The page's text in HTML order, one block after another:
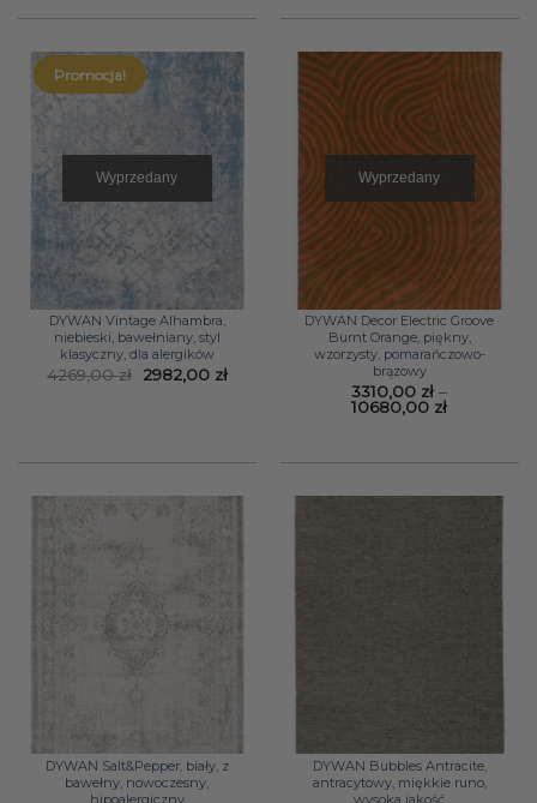
do
Promocja!
Wyprzedany
DYWAN Vintage Alhambra,
niebieski, bawełniany, styl
klasyczny, dla alergików
4269,00zł
Pierwotna
2982,00 złAktualna
Wyprzedany
DYWAN Decor Electric Groove
Burnt Orange, piękny,
wzorzysty, pomarańczowo-
brązowy
3310,00 zł –
10680,00 złZakres
do
DYWAN Salt&Pepper, biały, z
bawełny, nowoczesny,
hipoalergiczny
DYWAN Bubbles Antracite,
antracytowy, miękkie runo,
wysoka jakość